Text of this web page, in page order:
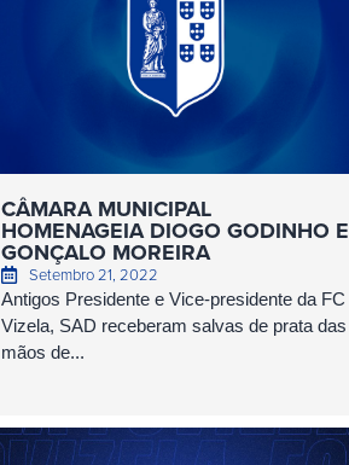
CÂMARA MUNICIPAL
HOMENAGEIA DIOGO GODINHO E
GONÇALO MOREIRA
Setembro 21, 2022
Antigos Presidente e Vice-presidente da FC
Vizela, SAD receberam salvas de prata das
mãos de...